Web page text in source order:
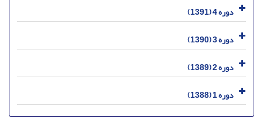
دوره 4 (1391)
دوره 3 (1390)
دوره 2 (1389)
دوره 1 (1388)